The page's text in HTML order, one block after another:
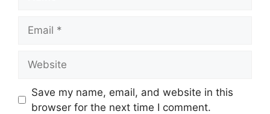
Save my name, email, and website in this
browser for the next time I comment.